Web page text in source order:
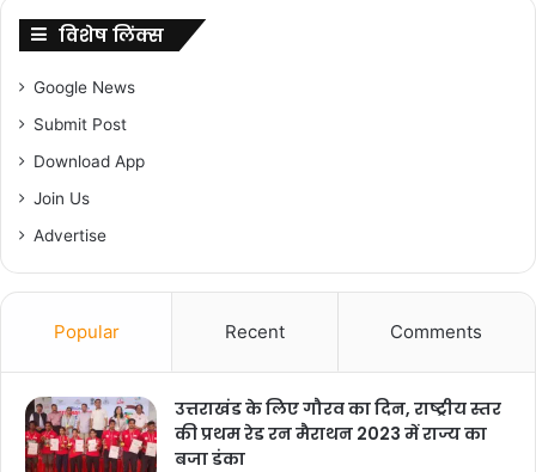
विशेष लिंक्स
Google News
Submit Post
Download App
Join Us
Advertise
Popular Recent Comments
उत्तराखंड के लिए गौरव का दिन, राष्ट्रीय स्तर
की प्रथम रेड रन मैराथन 2023 में राज्य का
बजा डंका